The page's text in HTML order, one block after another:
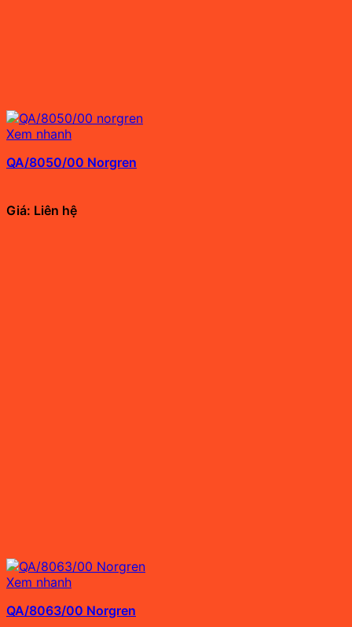
Xem nhanh
QA/8050/00 Norgren
Giá: Liên hệ
Xem nhanh
QA/8063/00 Norgren